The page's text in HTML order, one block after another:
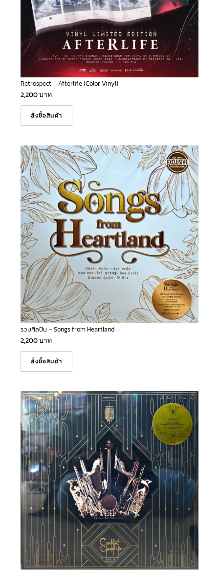
Retrospect – Afterlife (Color Vinyl)
2,200บาท
สั่งซื้อสินค้า
รวมศิลปิน – Songs from Heartland
2,200บาท
สั่งซื้อสินค้า